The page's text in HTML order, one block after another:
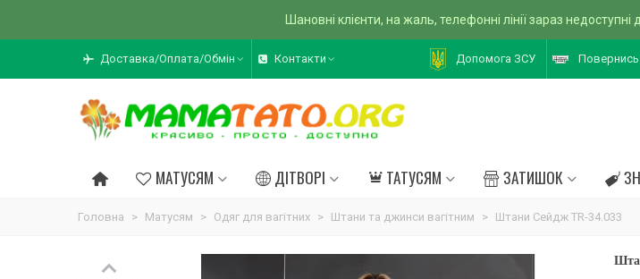
Шановні клієнти, на жаль, телефонні лінії зараз
Доставка/Оплата/Обмін Контакти Допомога ЗСУ
МАТУСЯМ ДІТВОРІ ТАТУСЯМ ЗАТИШОК
Головна > Матусям > Одяг для вагітних > Штани та джинси вагітним > Штани Сейдж TR-34.033